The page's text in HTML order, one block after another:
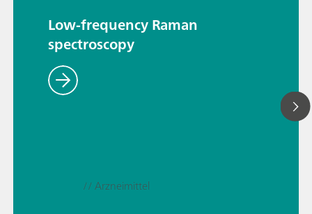
Low-frequency Raman
spectroscopy
// Arzneimittel